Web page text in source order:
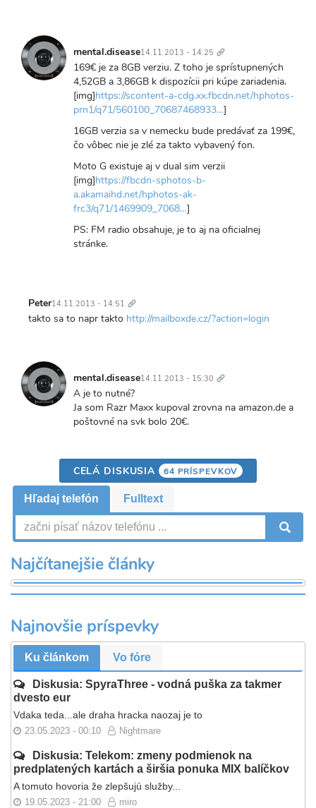
mental.disease14.11.2013 - 14:25 odkaz
169€ je za 8GB verziu. Z toho je sprístupnených
4,52GB a 3,86GB k dispozícii pri kúpe zariadenia.
[img]https://scontent-a-cdg.xx.fbcdn.net/hphotos-
prn1/q71/560100_70687468933…]
16GB verzia sa v nemecku bude predávať za 199€,
čo vôbec nie je zlé za takto vybavený fon.
Moto G existuje aj v dual sim verzii
[img]https://fbcdn-sphotos-b-
a.akamaihd.net/hphotos-ak-
frc3/q71/1469909_7068…]
PS: FM radio obsahuje, je to aj na oficialnej
stránke.
Peter14.11.2013 - 14:51 odkaz
takto sa to napr takto http://mailboxde.cz/?action=login
mental.disease14.11.2013 - 15:30 odkaz
A je to nutné?
Ja som Razr Maxx kupoval zrovna na amazon.de a
poštovné na svk bolo 20€.
CELÁ DISKUSIA 64 PRÍSPEVKOV
Hľadaj telefón Fulltext
Najčítanejšie články
Najnovšie príspevky
Ku článkom Vo fóre
Diskusia: SpyraThree - vodná puška za takmer
dvesto eur
Vdaka teda...ale draha hracka naozaj je to
23.05.2023 - 00:10 Nightmare
Diskusia: Telekom: zmeny podmienok na
predplatených kartách a širšia ponuka MIX balíčkov
A tomuto hovoria že zlepšujú služby...
19.05.2023 - 21:00 miro